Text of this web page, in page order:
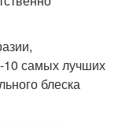
самых лучших
блеска